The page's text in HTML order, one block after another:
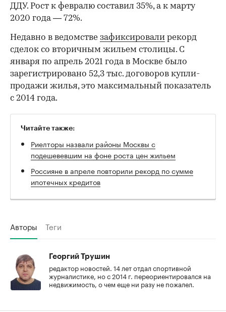
ДДУ. Рост к февралю составил 35%, а к марту
2020 года — 72%.
Недавно в ведомстве зафиксировали рекорд
сделок со вторичным жильем столицы. С
января по апрель 2021 года в Москве было
зарегистрировано 52,3 тыс. договоров купли-
продажи жилья, это максимальный показатель
с 2014 года.
Читайте также:
Риелторы назвали районы Москвы с
подешевевшим на фоне роста цен жильем
Россияне в апреле повторили рекорд по сумме
ипотечных кредитов
Авторы Теги
Георгий Трушин
редактор новостей. 14 лет отдал спортивной
журналистике, но с 2014 г. переориентировался на
недвижимость, о чем еще ни разу не пожалел.